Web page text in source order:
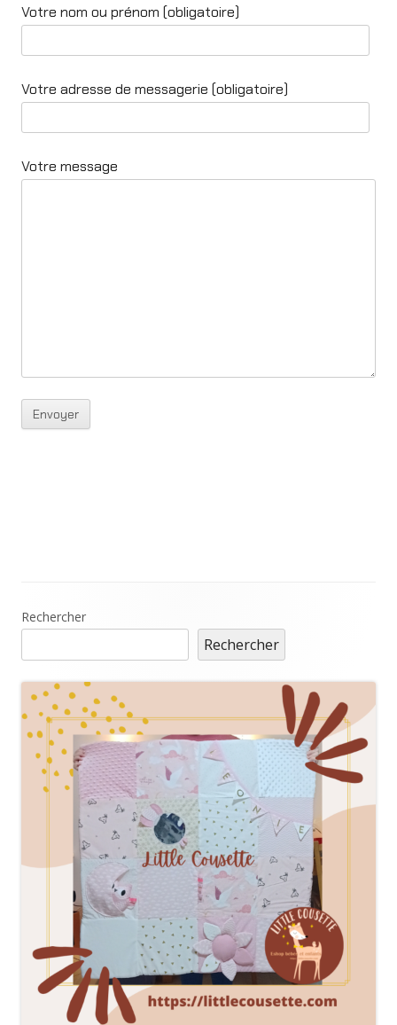
Votre nom ou prénom (obligatoire)
Votre adresse de messagerie (obligatoire)
Votre message
Main
Sidebar
Rechercher
Rechercher